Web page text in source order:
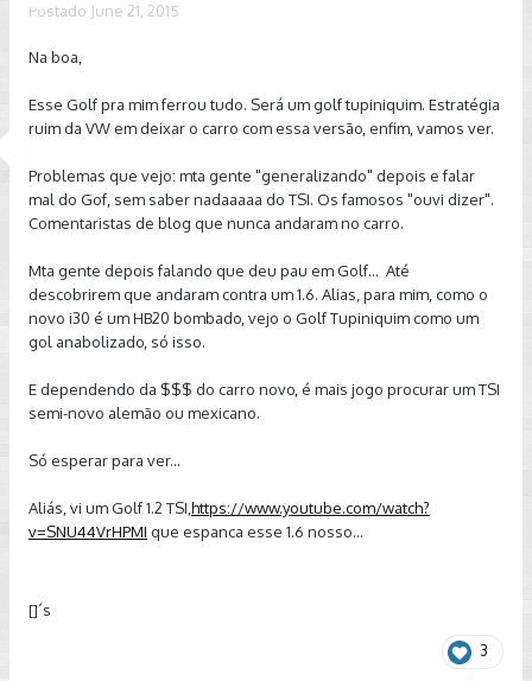
Postado June 21, 2015
Na boa,
Esse Golf pra mim ferrou tudo. Será um golf tupiniquim. Estratégia
ruim da VW em deixar o carro com essa versão, enfim, vamos ver.
Problemas que vejo: mta gente "generalizando" depois e falar
mal do Gof, sem saber nadaaaaa do TSI. Os famosos "ouvi dizer".
Comentaristas de blog que nunca andaram no carro.
Mta gente depois falando que deu pau em Golf... Até
descobrirem que andaram contra um 1.6. Alias, para mim, como o
novo i30 é um HB20 bombado, vejo o Golf Tupiniquim como um
gol anabolizado, só isso.
E dependendo da $$$ do carro novo, é mais jogo procurar um TSI
semi-novo alemão ou mexicano.
Só esperar para ver...
Aliás, vi um Golf 1.2 TSI, https://www.youtube.com/watch?
v=SNU44VrHPMI que espanca esse 1.6 nosso...
[]´s
3